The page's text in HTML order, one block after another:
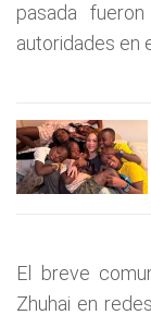
pasada
autoridades en
El breve
Zhuhai en